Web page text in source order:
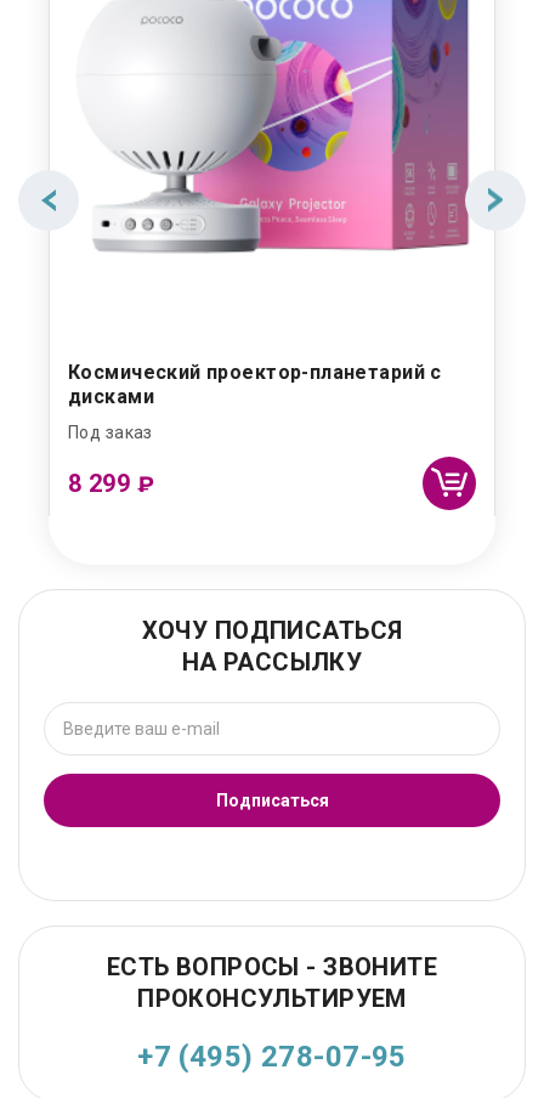
Космический проектор-планетарий с
дисками
Под заказ
8 299 ₽
ХОЧУ ПОДПИСАТЬСЯ
НА РАССЫЛКУ
Подписаться
ЕСТЬ ВОПРОСЫ - ЗВОНИТЕ
ПРОКОНСУЛЬТИРУЕМ
+7 (495) 278-07-95